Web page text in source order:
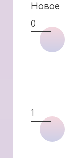
Новое
0
1